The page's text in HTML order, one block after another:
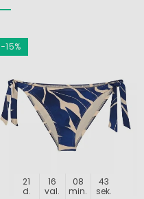
−15%
21
d.
16
val.
08
min.
42
sek.